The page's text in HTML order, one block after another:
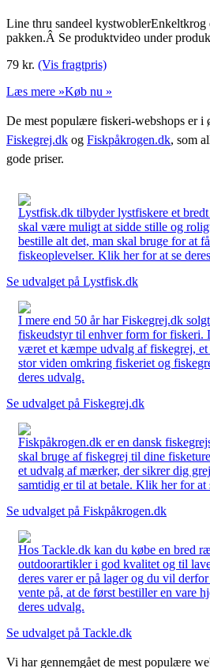
Line thru sandeel kystwoblerEnkeltkrog
pakken.Â Se produktvideo under
79 kr. (Vis fragtpris)
Læs mere »Køb nu »
De mest populære fiskeri-webshops er i
Fiskegrej.dk og Fiskpåkrogen.dk, som
gode priser.
Lystfisk.dk tilbyder lystfiskere et
skal være muligt at sidde stille og
bestille alt det, man skal bruge for at
fiskeoplevelser. Klik her for at se
Se udvalget på Lystfisk.dk
I mere end 50 år har Fiskegrej.dk
fiskeudstyr til enhver form for fiskeri.
været et kæmpe udvalg af fiskegrej, et
stor viden omkring fiskeriet og
deres udvalg.
Se udvalget på Fiskegrej.dk
Fiskpåkrogen.dk er en dansk
skal bruge af fiskegrej til dine
et udvalg af mærker, der sikrer dig
samtidig er til at betale. Klik her for at
Se udvalget på Fiskpåkrogen.dk
Hos Tackle.dk kan du købe en bred
outdoorartikler i god kvalitet og til
deres varer er på lager og du vil
vente på, at de først bestiller en vare
deres udvalg.
Se udvalget på Tackle.dk
Vi har gennemgået de mest populære